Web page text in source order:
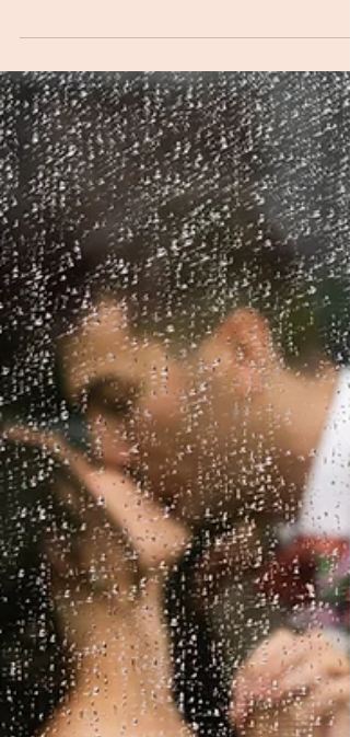
Chaulnes Vous organisez votre mariage en
2025 et hésitez entre un photographe
traditionnel et un Wedding Content Creator
? Entre souvenirs intemporels et viralité
instantanée, voici le guide complet pour
vous décider. Découvrez les différences
techniques, artistiques et budgétaires pour
faire le choix qui co